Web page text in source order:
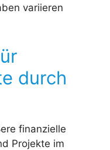
variieren
durch
finanzielle
Projekte im